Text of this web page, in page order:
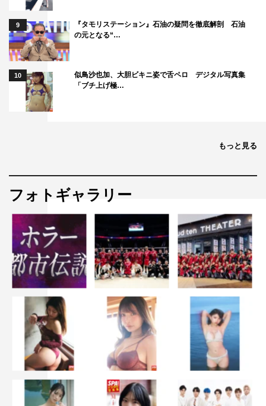
9
『タモリステーション』石油の疑問を徹底解剖 石油
の元となる“…
10
似鳥沙也加、大胆ビキニ姿で舌ペロ デジタル写真集
「ブチ上げ極…
もっと見る
フォトギャラリー